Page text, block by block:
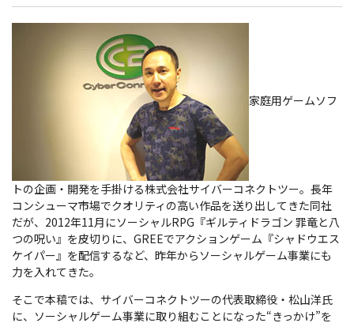
家庭用ゲームソフ
トの企画・開発を手掛ける株式会社サイバーコネクトツー。長年
コンシューマ市場でクオリティの高い作品を送り出してきた同社
だが、2012年11月にソーシャルRPG『ギルティドラゴン 罪竜と八
つの呪い』を皮切りに、GREEでアクションゲーム『シャドウエス
ケイパー』を配信するなど、昨年からソーシャルゲーム事業にも
力を入れてきた。
そこで本稿では、サイバーコネクトツーの代表取締役・松山洋氏
に、ソーシャルゲーム事業に取り組むことになった“きっかけ”を